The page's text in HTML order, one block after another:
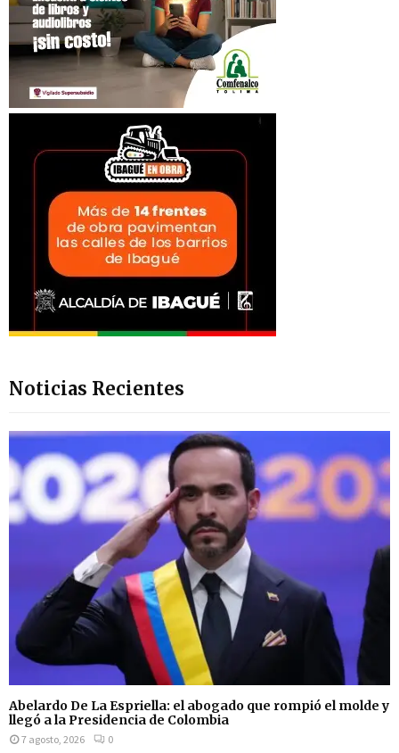
Noticias Recientes
Abelardo De La Espriella: el abogado que rompió el molde y
llegó a la Presidencia de Colombia
7 agosto, 2026 0